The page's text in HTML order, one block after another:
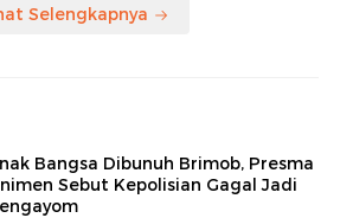
Selengkapnya
Bangsa Dibunuh Brimob, Presma
Sebut Kepolisian Gagal Jadi